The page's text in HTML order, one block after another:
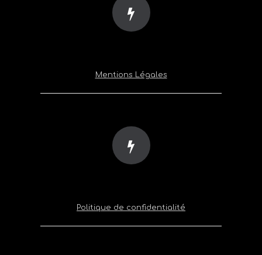
Mentions Légales
Politique de confidentialité